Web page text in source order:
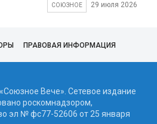
СОЮЗНОЕ 29 июля 2026
ПРАВОВАЯ ИНФОРМАЦИЯ
Вече». Сетевое издание
роскомнадзором,
эл № фc77-52606 от 25 января